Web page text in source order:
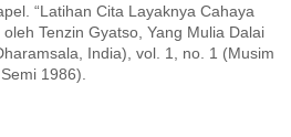
“Latihan Cita Layaknya Cahaya
Tenzin Gyatso, Yang Mulia Dalai
India), vol. 1, no. 1 (Musim
Semi 1986).